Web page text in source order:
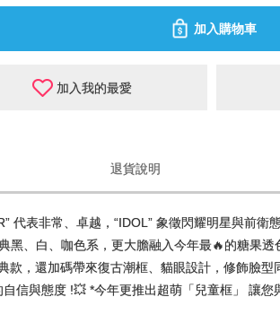
加入購物車
加入我的最愛
退貨說明
代表非常、卓越，“IDOL” 象徵閃耀明星與前衛
、白、咖色系，更大膽融入今年最🔥的糖果
，還加碼帶來復古潮框、貓眼設計，修飾臉型
信與態度 !💥 *今年更推出超萌「兒童框」 讓您